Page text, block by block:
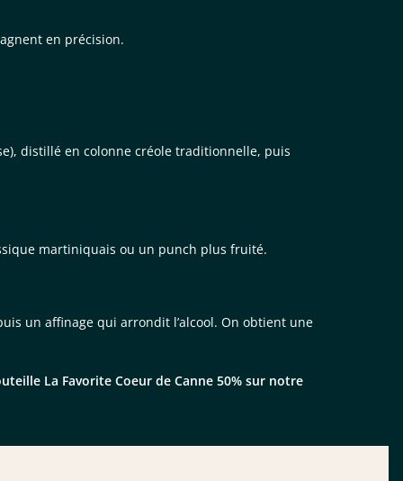
en précision.
distillé en colonne créole traditionnelle, puis
martiniquais ou un punch plus fruité.
un affinage qui arrondit l’alcool. On obtient une
La Favorite Coeur de Canne 50% sur notre